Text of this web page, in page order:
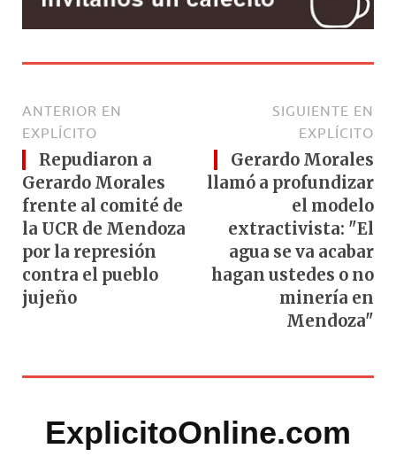
ANTERIOR EN
EXPLÍCITO
Repudiaron a
Gerardo Morales
frente al comité de
la UCR de Mendoza
por la represión
contra el pueblo
jujeño
SIGUIENTE EN
EXPLÍCITO
Gerardo Morales
llamó a profundizar
el modelo
extractivista: "El
agua se va acabar
hagan ustedes o no
minería en
Mendoza"
ExplicitoOnline.com